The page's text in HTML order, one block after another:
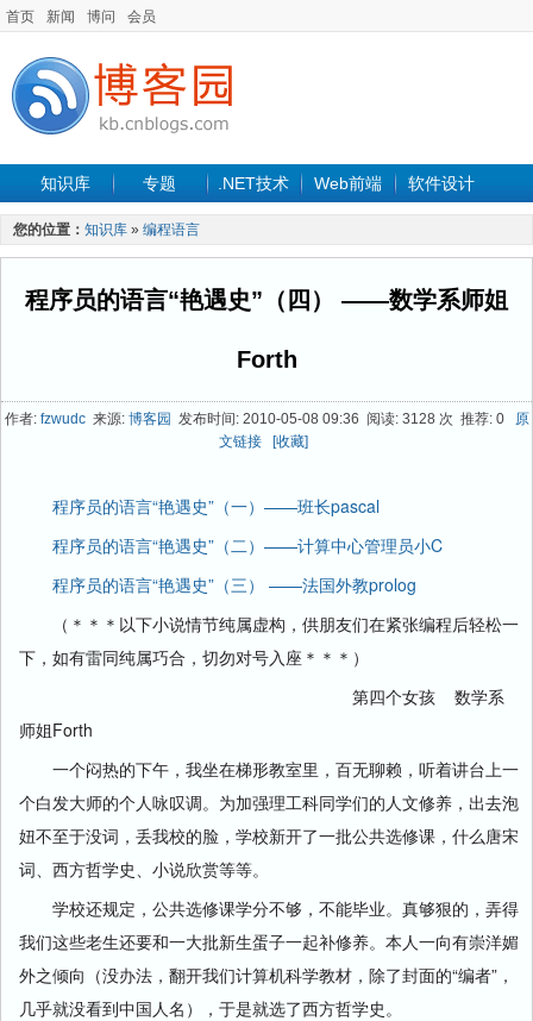
首页 新闻 博问 会员
知识库 专题 .NET技术 Web前端 软件设计
手机开发 软件工程
最新文章
您的位置： 知识库 » 编程语言
程序员的语言“艳遇史”（四） ——数学系师姐
Forth
作者: fzwudc来源: 博客园 发布时间: 2010-05-08 09:36 阅读: 3128 次 推荐: 0
原
文链接
[收藏]
程序员的语言“艳遇史”（一）——班长pascal
程序员的语言“艳遇史”（二）——计算中心管理员小C
程序员的语言“艳遇史”（三） ——法国外教prolog
（＊＊＊以下小说情节纯属虚构，供朋友们在紧张编程后轻松一
下，如有雷同纯属巧合，切勿对号入座＊＊＊）
第四个女孩 数学系
师姐Forth
一个闷热的下午，我坐在梯形教室里，百无聊赖，听着讲台上一
个白发大师的个人咏叹调。为加强理工科同学们的人文修养，出去泡
妞不至于没词，丢我校的脸，学校新开了一批公共选修课，什么唐宋
词、西方哲学史、小说欣赏等等。
学校还规定，公共选修课学分不够，不能毕业。真够狠的，弄得
我们这些老生还要和一大批新生蛋子一起补修养。本人一向有崇洋媚
外之倾向（没办法，翻开我们计算机科学教材，除了封面的“编者”，
几乎就没看到中国人名），于是就选了西方哲学史。